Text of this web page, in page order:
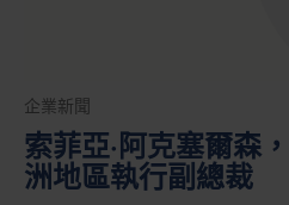
企業新聞
索菲亞·阿克塞爾森
洲地區執行副總裁